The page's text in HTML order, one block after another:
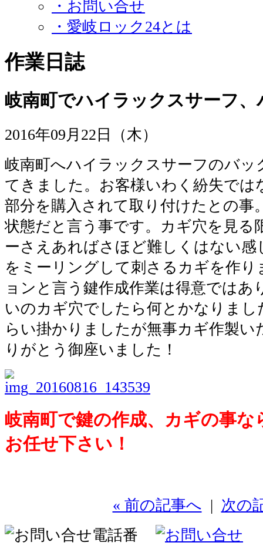
・お問い合せ
・愛岐ロック24とは
作業日誌
岐南町でハイラックスサーフ
2016年09月22日（木）
岐南町へハイラックスサーフのバッ
てきました。お客様いわく紛失では
部分を購入されて取り付けたとの事
状態だと言う事です。カギ穴を見る
ーさえあればさほど難しくはない
をミーリングして刺さるカギを作
ョンと言う鍵作成作業は得意では
いのカギ穴でしたら何とかなりまし
らい掛かりましたが無事カギ作製
りがとう御座いました！
岐南町で鍵の作成、カギの事な
お任せ下さい！
« 前の記事へ | 次の